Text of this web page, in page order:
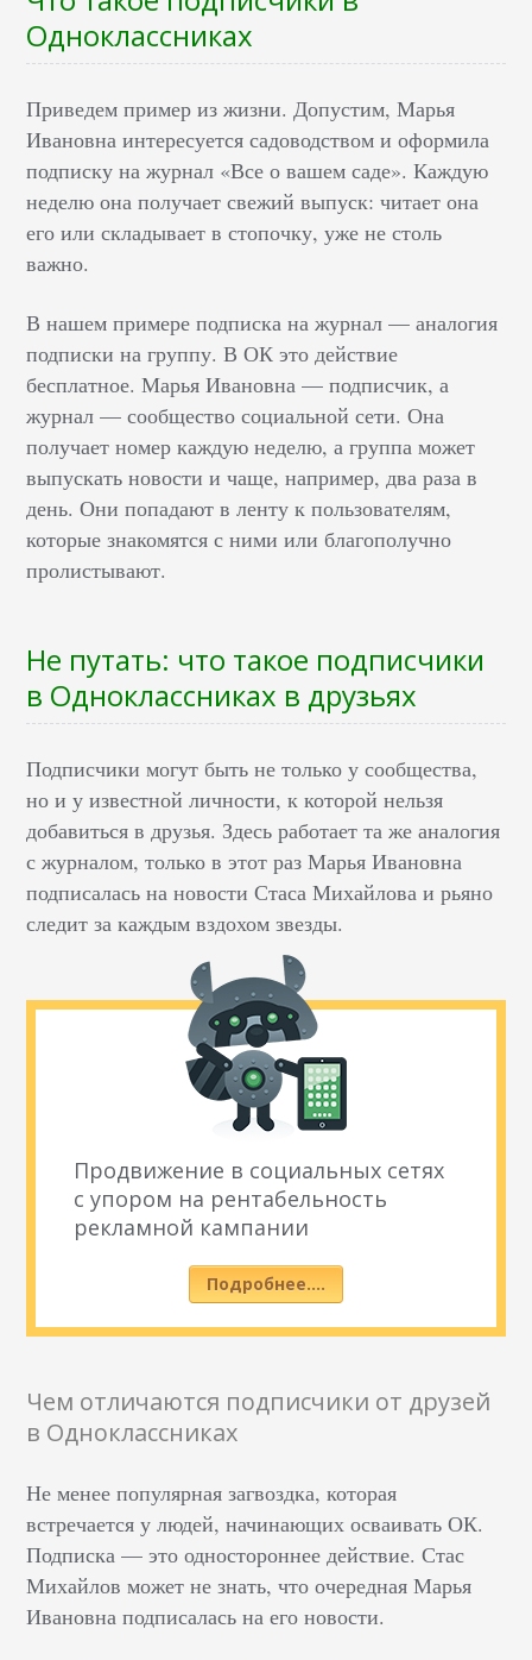
Одноклассниках
Приведем пример из жизни. Допустим, Марья
Ивановна интересуется садоводством и оформила
подписку на журнал «Все о вашем саде». Каждую
неделю она получает свежий выпуск: читает она
его или складывает в стопочку, уже не столь
важно.
В нашем примере подписка на журнал — аналогия
подписки на группу. В ОК это действие
бесплатное. Марья Ивановна — подписчик, а
журнал — сообщество социальной сети. Она
получает номер каждую неделю, а группа может
выпускать новости и чаще, например, два раза в
день. Они попадают в ленту к пользователям,
которые знакомятся с ними или благополучно
пролистывают.
Не путать: что такое подписчики
в Одноклассниках в друзьях
Подписчики могут быть не только у сообщества,
но и у известной личности, к которой нельзя
добавиться в друзья. Здесь работает та же аналогия
с журналом, только в этот раз Марья Ивановна
подписалась на новости Стаса Михайлова и рьяно
следит за каждым вздохом звезды.
Продвижение в социальных сетях
с упором на рентабельность
рекламной кампании
Подробнее….
Чем отличаются подписчики от друзей
в Одноклассниках
Не менее популярная загвоздка, которая
встречается у людей, начинающих осваивать ОК.
Подписка — это одностороннее действие. Стас
Михайлов может не знать, что очередная Марья
Ивановна подписалась на его новости.